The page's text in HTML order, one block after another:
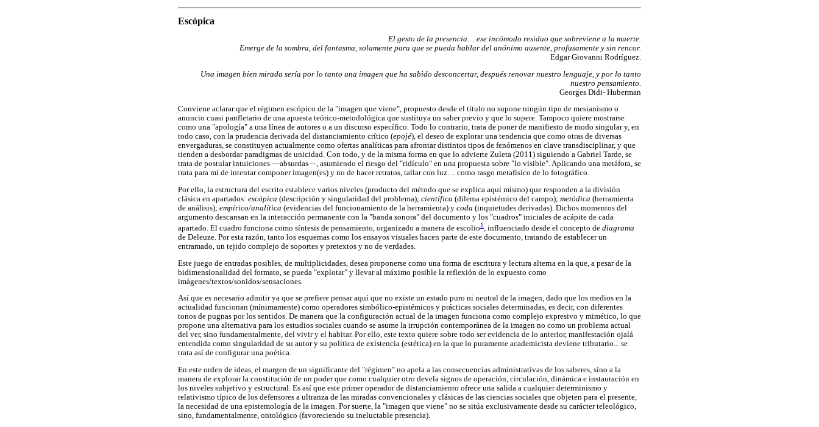
Escópica
El gesto de la presencia… ese incómodo residuo que sobreviene a la muerte.
Emerge de la sombra, del fantasma, solamente para que se pueda hablar del anónimo ausente, profusamente y sin rencor.
Edgar Giovanni Rodríguez.
Una imagen bien mirada sería por lo tanto una imagen que ha sabido desconcertar, después renovar nuestro lenguaje, y por lo tanto
nuestro pensamiento.
Georges Didi- Huberman
Conviene aclarar que el régimen escópico de la "imagen que viene", propuesto desde el título no supone ningún tipo de mesianismo o
anuncio cuasi panfletario de una apuesta teórico-metodológica que sustituya un saber previo y que lo supere. Tampoco quiere mostrarse
como una "apología" a una línea de autores o a un discurso específico. Todo lo contrario, trata de poner de manifiesto de modo singular y, en
todo caso, con la prudencia derivada del distanciamiento crítico (epojé), el deseo de explorar una tendencia que como otras de diversas
envergaduras, se constituyen actualmente como ofertas analíticas para afrontar distintos tipos de fenómenos en clave transdisciplinar, y que
tienden a desbordar paradigmas de unicidad. Con todo, y de la misma forma en que lo advierte Zuleta (2011) siguiendo a Gabriel Tarde, se
trata de postular intuiciones —absurdas—, asumiendo el riesgo del "ridículo" en una propuesta sobre "lo visible". Aplicando una metáfora, se
trata para mí de intentar componer imagen(es) y no de hacer retratos, tallar con luz… como rasgo metafísico de lo fotográfico.
Por ello, la estructura del escrito establece varios niveles (producto del método que se explica aquí mismo) que responden a la división
clásica en apartados: escópica (descripción y singularidad del problema); científica (dilema epistémico del campo); metódica (herramienta
de análisis); empírico/analítica (evidencias del funcionamiento de la herramienta) y coda (inquietudes derivadas). Dichos momentos del
argumento descansan en la interacción permanente con la "banda sonora" del documento y los "cuadros" iniciales de acápite de cada
apartado. El cuadro funciona como síntesis de pensamiento, organizado a manera de escolio1 , influenciado desde el concepto de diagrama
de Deleuze. Por esta razón, tanto los esquemas como los ensayos visuales hacen parte de este documento, tratando de establecer un
entramado, un tejido complejo de soportes y pretextos y no de verdades.
Este juego de entradas posibles, de multiplicidades, desea proponerse como una forma de escritura y lectura alterna en la que, a pesar de la
bidimensionalidad del formato, se pueda "explotar" y llevar al máximo posible la reflexión de lo expuesto como
imágenes/textos/sonidos/sensaciones.
Así que es necesario admitir ya que se prefiere pensar aquí que no existe un estado puro ni neutral de la imagen, dado que los medios en la
actualidad funcionan (mínimamente) como operadores simbólico-epistémicos y prácticas sociales determinadas, es decir, con diferentes
tonos de pugnas por los sentidos. De manera que la configuración actual de la imagen funciona como complejo expresivo y mimético, lo que
propone una alternativa para los estudios sociales cuando se asume la irrupción contemporánea de la imagen no como un problema actual
del ver, sino fundamentalmente, del vivir y el habitar. Por ello, este texto quiere sobre todo ser evidencia de lo anterior, manifestación ojalá
entendida como singularidad de su autor y su política de existencia (estética) en la que lo puramente academicista deviene tributario... se
trata así de configurar una poética.
En este orden de ideas, el margen de un significante del "régimen" no apela a las consecuencias administrativas de los saberes, sino a la
manera de explorar la constitución de un poder que como cualquier otro devela signos de operación, circulación, dinámica e instauración en
los niveles subjetivo y estructural. Es así que este primer operador de distanciamiento ofrece una salida a cualquier determinismo y
relativismo típico de los defensores a ultranza de las miradas convencionales y clásicas de las ciencias sociales que objeten para el presente,
la necesidad de una epistemología de la imagen. Por suerte, la "imagen que viene" no se sitúa exclusivamente desde su carácter teleológico,
sino, fundamentalmente, ontológico (favoreciendo su ineluctable presencia).